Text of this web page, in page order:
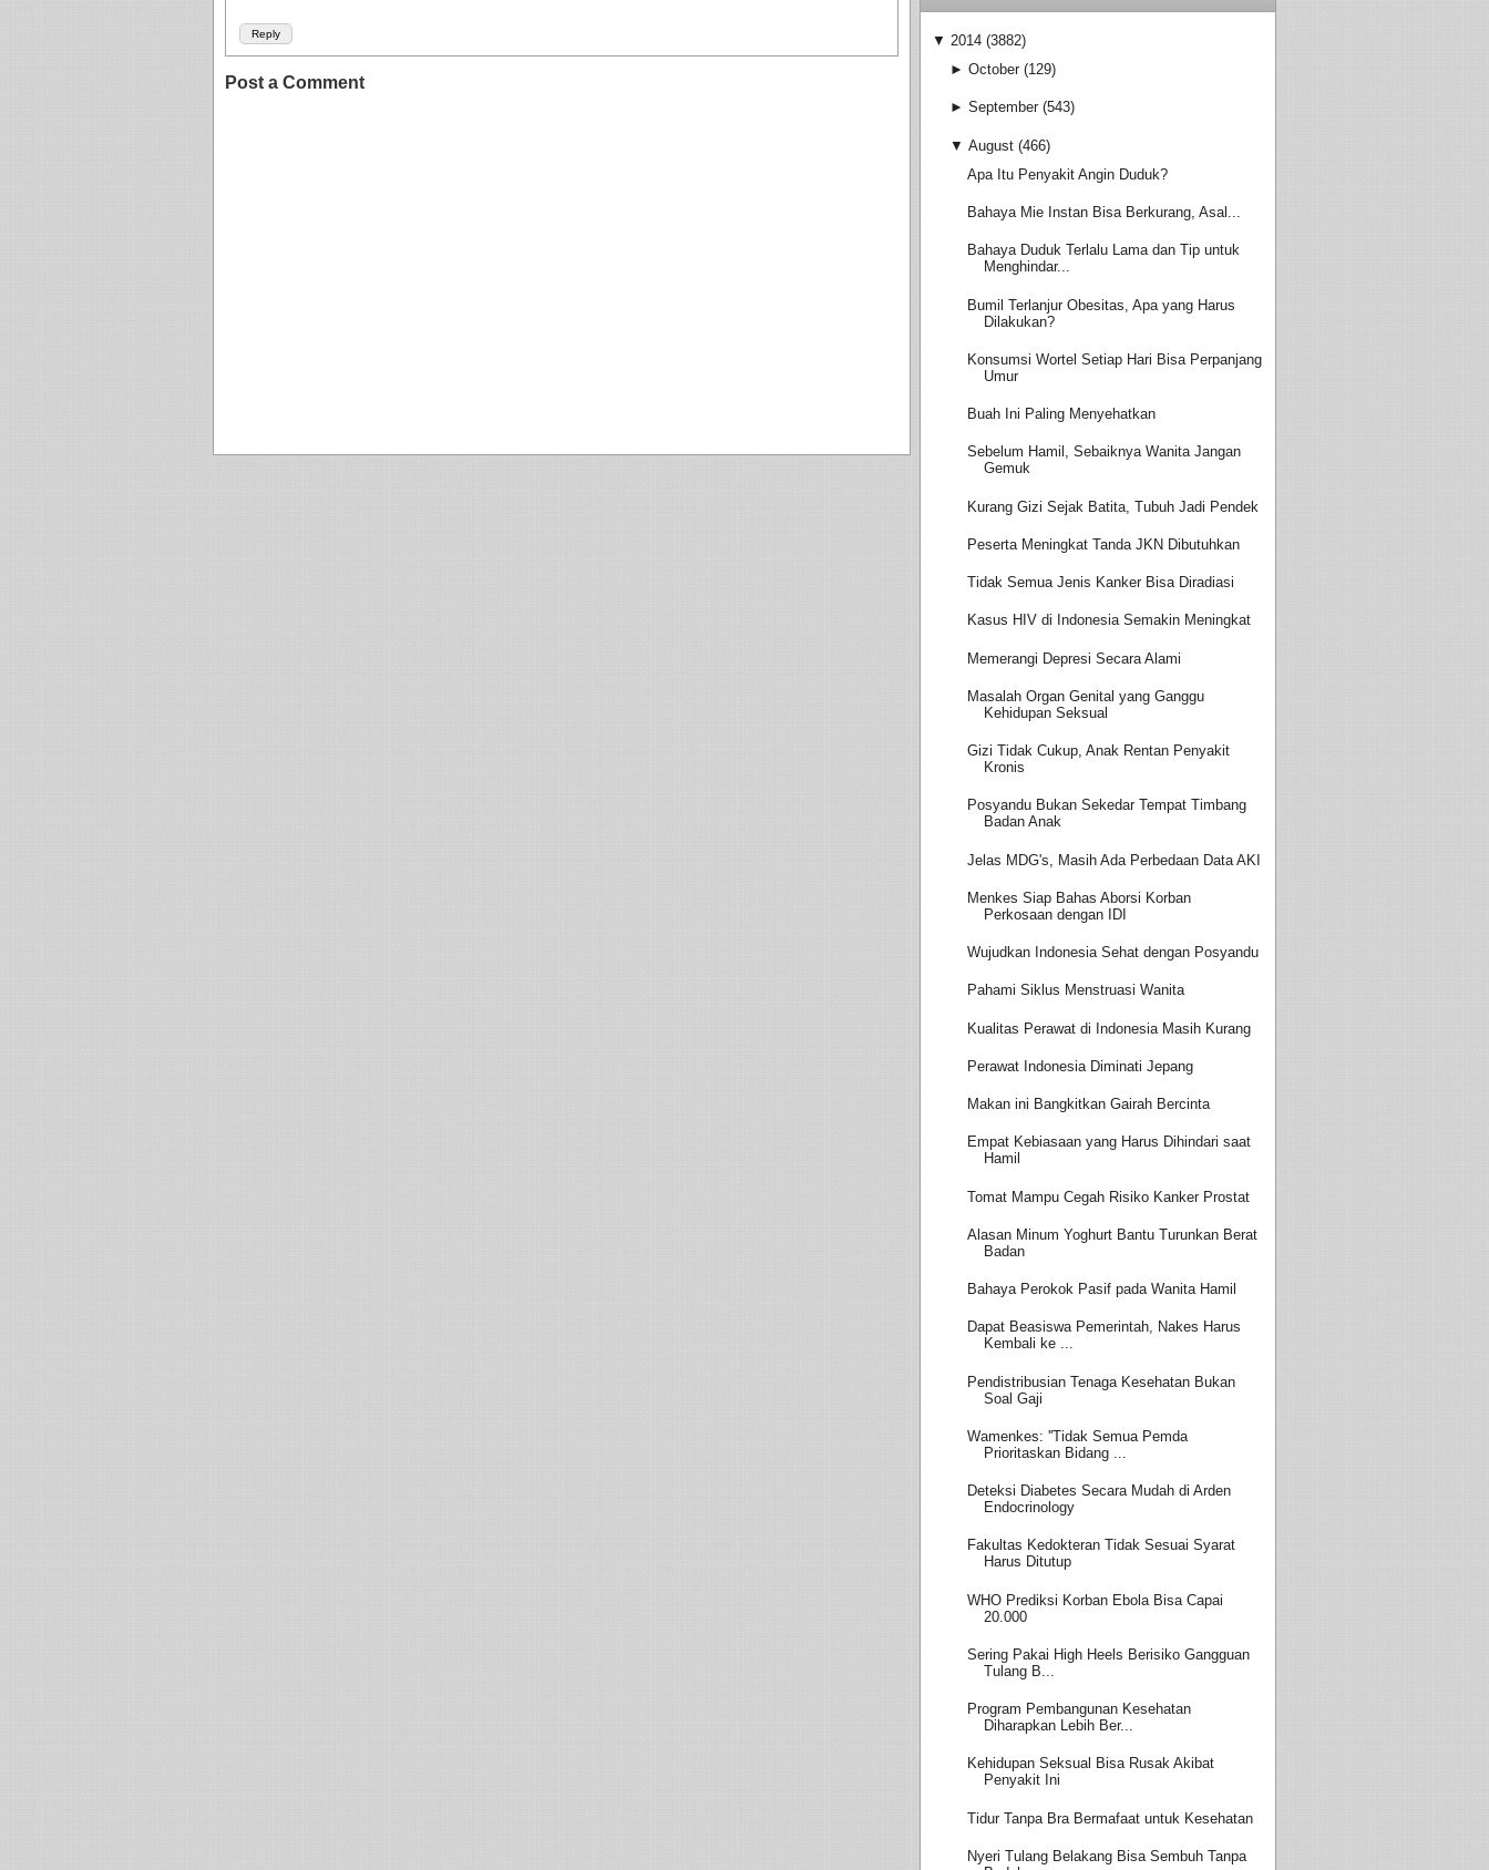
Reply
Post a Comment
▼ 2014 (3882)
► October (129)
► September (543)
▼ August (466)
Apa Itu Penyakit Angin Duduk?
Bahaya Mie Instan Bisa Berkurang, Asal...
Bahaya Duduk Terlalu Lama dan Tip untuk
Menghindar...
Bumil Terlanjur Obesitas, Apa yang Harus
Dilakukan?
Konsumsi Wortel Setiap Hari Bisa Perpanjang
Umur
Buah Ini Paling Menyehatkan
Sebelum Hamil, Sebaiknya Wanita Jangan
Gemuk
Kurang Gizi Sejak Batita, Tubuh Jadi Pendek
Peserta Meningkat Tanda JKN Dibutuhkan
Tidak Semua Jenis Kanker Bisa Diradiasi
Kasus HIV di Indonesia Semakin Meningkat
Memerangi Depresi Secara Alami
Masalah Organ Genital yang Ganggu
Kehidupan Seksual
Gizi Tidak Cukup, Anak Rentan Penyakit
Kronis
Posyandu Bukan Sekedar Tempat Timbang
Badan Anak
Jelas MDG's, Masih Ada Perbedaan Data AKI
Menkes Siap Bahas Aborsi Korban
Perkosaan dengan IDI
Wujudkan Indonesia Sehat dengan Posyandu
Pahami Siklus Menstruasi Wanita
Kualitas Perawat di Indonesia Masih Kurang
Perawat Indonesia Diminati Jepang
Makan ini Bangkitkan Gairah Bercinta
Empat Kebiasaan yang Harus Dihindari saat
Hamil
Tomat Mampu Cegah Risiko Kanker Prostat
Alasan Minum Yoghurt Bantu Turunkan Berat
Badan
Bahaya Perokok Pasif pada Wanita Hamil
Dapat Beasiswa Pemerintah, Nakes Harus
Kembali ke ...
Pendistribusian Tenaga Kesehatan Bukan
Soal Gaji
Wamenkes: ''Tidak Semua Pemda
Prioritaskan Bidang ...
Deteksi Diabetes Secara Mudah di Arden
Endocrinology
Fakultas Kedokteran Tidak Sesuai Syarat
Harus Ditutup
WHO Prediksi Korban Ebola Bisa Capai
20.000
Sering Pakai High Heels Berisiko Gangguan
Tulang B...
Program Pembangunan Kesehatan
Diharapkan Lebih Ber...
Kehidupan Seksual Bisa Rusak Akibat
Penyakit Ini
Tidur Tanpa Bra Bermafaat untuk Kesehatan
Nyeri Tulang Belakang Bisa Sembuh Tanpa